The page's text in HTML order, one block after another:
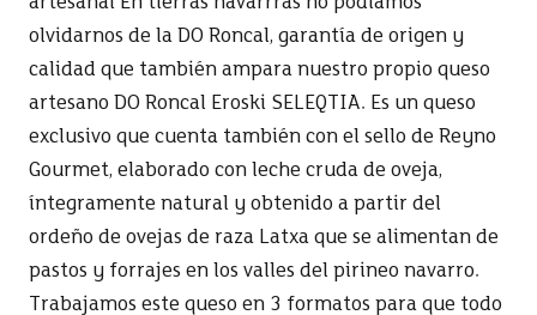
olvidarnos de la DO Roncal, garantía de origen y
calidad que también ampara nuestro propio queso
artesano DO Roncal Eroski SELEQTIA. Es un queso
exclusivo que cuenta también con el sello de Reyno
Gourmet, elaborado con leche cruda de oveja,
íntegramente natural y obtenido a partir del
ordeño de ovejas de raza Latxa que se alimentan de
pastos y forrajes en los valles del pirineo navarro.
Trabajamos este queso en 3 formatos para que todo